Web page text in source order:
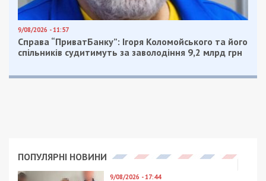
9/08/2026 - 11:57
Справа “ПриватБанку”: Ігоря Коломойського та його
спільників судитимуть за заволодіння 9,2 млрд грн
ПОПУЛЯРНІ НОВИНИ
9/08/2026 - 17:44